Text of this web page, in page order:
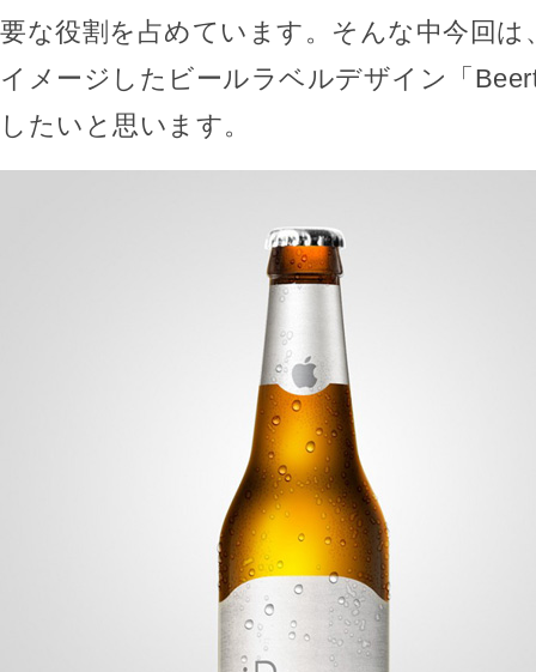
要な役割を占めています。そんな中今回は
イメージしたビールラベルデザイン「
したいと思います。